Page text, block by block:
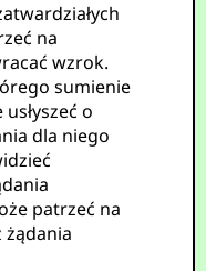
na
wzrok.
sumienie
o
dla niego
patrzeć na
żądania